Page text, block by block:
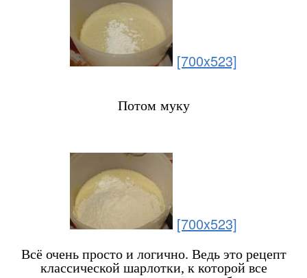
[700x523]
Потом муку
[700x523]
Всё очень просто и логично. Ведь это рецепт
классической шарлотки, к которой все